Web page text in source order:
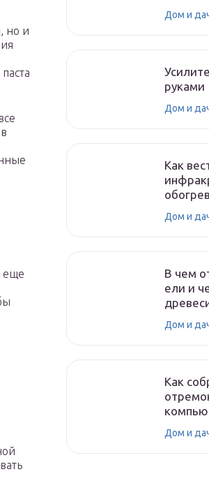
но и
еще
Дом и
руками
Дом и
Как
Дом и
В чем
ели и
Дом и
Как
Дом и